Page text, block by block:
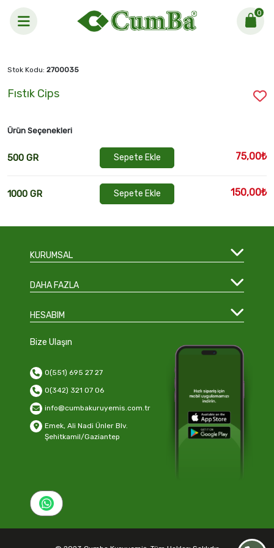
0
Fıstık Cips
Stok Kodu: 2700035
Fıstık Cips
Ürün Seçenekleri
500 GR Sepete Ekle 75,00₺
1000 GR Sepete Ekle 150,00₺
KURUMSAL
DAHA FAZLA
HESABIM
Bize Ulaşın
0(551) 695 27 27
0(342) 321 07 06
info@cumbakuruyemis.com.tr
Emek, Ali Nadi Ünler Blv.
Şehitkamil/Gaziantep